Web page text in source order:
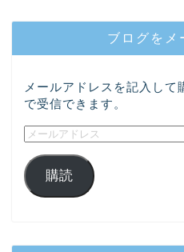
ブログをメ
メールアドレスを記入して
で受信できます。
購読